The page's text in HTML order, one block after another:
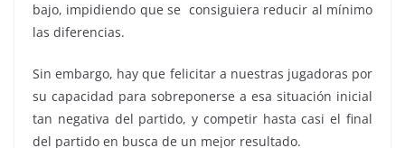
bajo, impidiendo que se consiguiera reducir al mínimo
las diferencias.
Sin embargo, hay que felicitar a nuestras jugadoras por
su capacidad para sobreponerse a esa situación inicial
tan negativa del partido, y competir hasta casi el final
del partido en busca de un mejor resultado.